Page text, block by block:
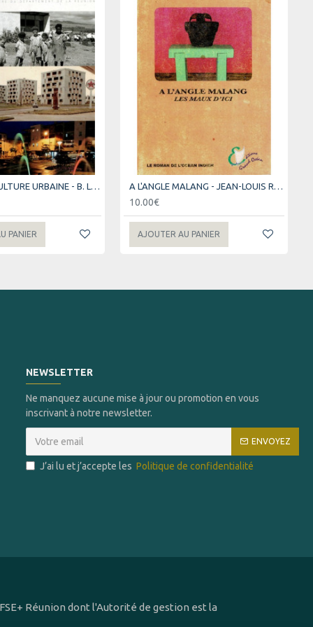
PANIER
10.00€
AJOUTER AU PANIER
NEWSLETTER
Ne manquez aucune mise à jour ou promotion en vous
inscrivant à notre newsletter.
ENVOYEZ
J’ai lu et j’accepte les Politique de confidentialité
Réunion dont l'Autorité de gestion est la